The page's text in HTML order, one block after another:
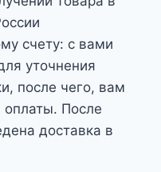
счету: с вами
уточнения
после чего, вам
оплаты. После
доставка в